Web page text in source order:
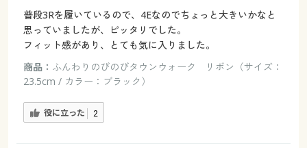
普段3Rを履いているので、4Eなのでちょっと大きいかなと
思っていましたが、ピッタリでした。
フィット感があり、とても気に入りました。
商品： ふんわりのびのびタウンウォーク リボン（サイズ：
23.5cm / カラー：ブラック）
役に立った 2